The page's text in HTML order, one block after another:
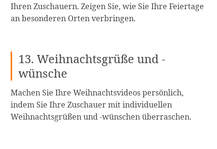
Ihren Zuschauern. Zeigen Sie, wie Sie Ihre Feiertage
an besonderen Orten verbringen.
13. Weihnachtsgrüße und -
wünsche
Machen Sie Ihre Weihnachtsvideos persönlich,
indem Sie Ihre Zuschauer mit individuellen
Weihnachtsgrüßen und -wünschen überraschen.